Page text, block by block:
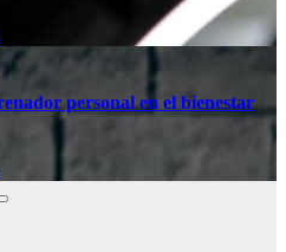
personal en el bienestar